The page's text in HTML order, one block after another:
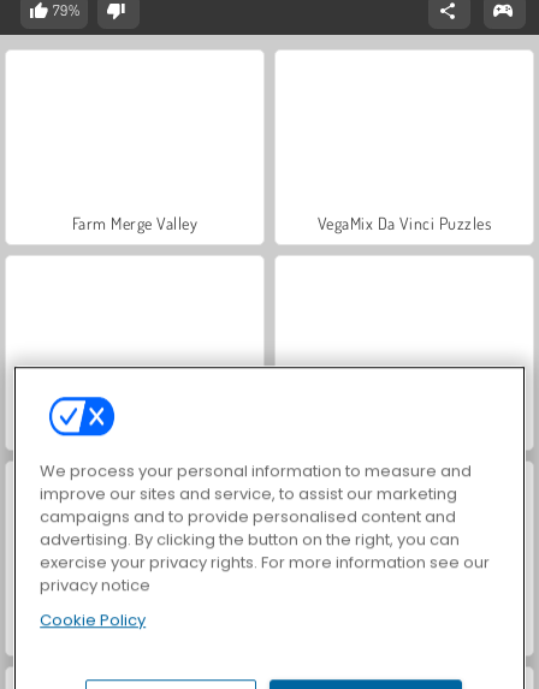
79%
Farm Merge Valley VegaMix Da Vinci Puzzles
Hidden Object: Street of Secrets
World War 2 Shooter
We process your personal information to measure and
improve our sites and service, to assist our marketing
campaigns and to provide personalised content and
advertising. By clicking the button on the right, you can
exercise your privacy rights. For more information see our
privacy notice
Cookie Policy